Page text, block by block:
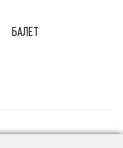
БАЛЕТ